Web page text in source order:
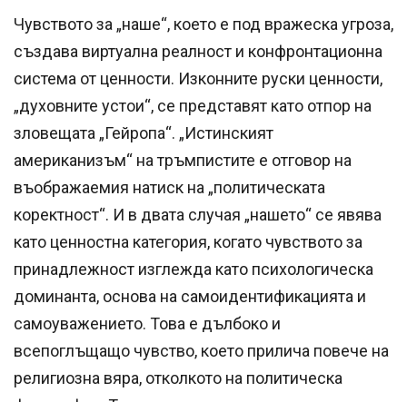
Чувството за „наше“, което е под вражеска угроза,
създава виртуална реалност и конфронтационна
система от ценности. Изконните руски ценности,
„духовните устои“, се представят като отпор на
зловещата „Гейропа“. „Истинският
американизъм“ на тръмпистите е отговор на
въображаемия натиск на „политическата
коректност“. И в двата случая „нашето“ се явява
като ценностна категория, когато чувството за
принадлежност изглежда като психологическа
доминанта, основа на самоидентификацията и
самоуважението. Това е дълбоко и
всепоглъщащо чувство, което прилича повече на
религиозна вяра, отколкото на политическа